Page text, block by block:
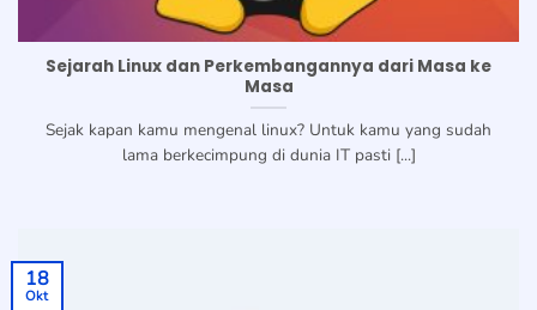
Sejarah Linux dan Perkembangannya dari Masa ke
Masa
Sejak kapan kamu mengenal linux? Untuk kamu yang sudah
lama berkecimpung di dunia IT pasti [...]
18
Okt